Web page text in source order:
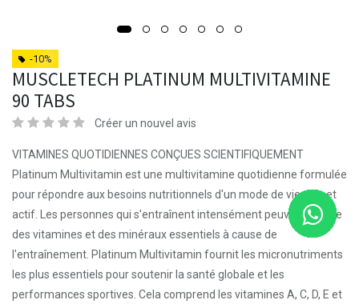
-10%
MUSCLETECH PLATINUM MULTIVITAMINE
90 TABS
Créer un nouvel avis
VITAMINES QUOTIDIENNES CONÇUES SCIENTIFIQUEMENT
Platinum Multivitamin est une multivitamine quotidienne formulée
pour répondre aux besoins nutritionnels d'un mode de vie sain et
actif. Les personnes qui s'entraînent intensément peuvent perdre
des vitamines et des minéraux essentiels à cause de
l'entraînement. Platinum Multivitamin fournit les micronutriments
les plus essentiels pour soutenir la santé globale et les
performances sportives. Cela comprend les vitamines A, C, D, E et